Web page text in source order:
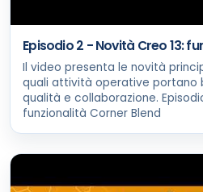
Episodio 2 - Novità Creo 13:
Il video presenta le novità
quali attività operative portano
qualità e collaborazione.
funzionalità Corner Blend